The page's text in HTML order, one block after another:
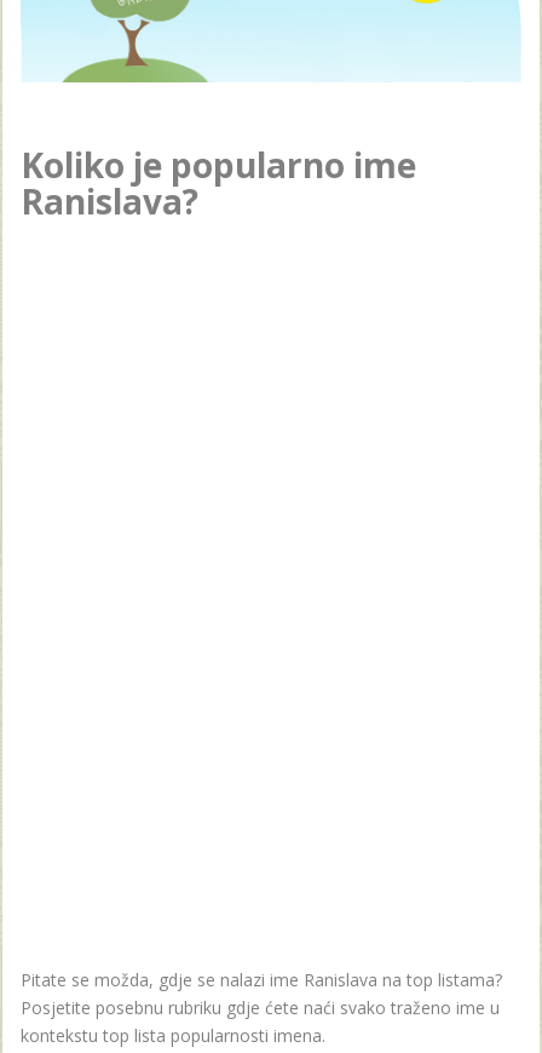
Koliko je popularno ime
Ranislava?
Pitate se možda, gdje se nalazi ime Ranislava na top listama?
Posjetite posebnu rubriku gdje ćete naći svako traženo ime u
kontekstu top lista popularnosti imena.